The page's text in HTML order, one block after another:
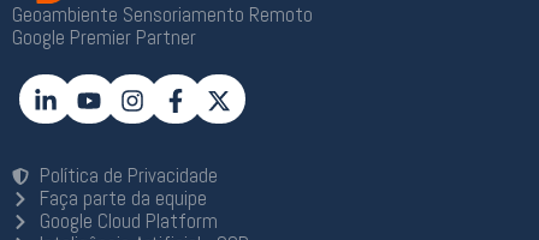
Geoambiente Sensoriamento Remoto
Google Premier Partner
Política de Privacidade
Faça parte da equipe
Google Cloud Platform